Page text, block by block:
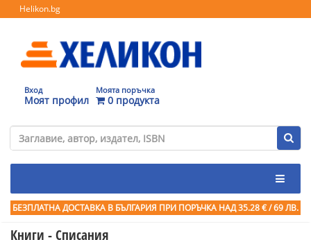
Helikon.bg
Вход
Моят профил
Моята поръчка
0 продукта
БЕЗПЛАТНА ДОСТАВКА В БЪЛГАРИЯ ПРИ ПОРЪЧКА НАД 35.28 € / 69 ЛВ.
Книги - Списания